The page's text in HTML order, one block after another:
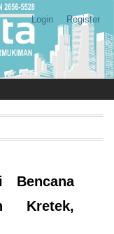
Login Register
Bencana
Kretek,